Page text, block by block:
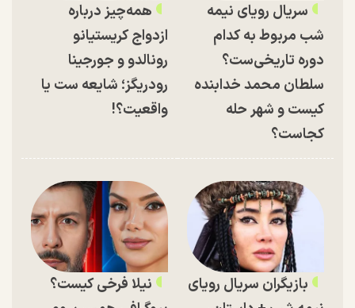
سریال رویای نیمه
شب مربوط به کدام
دوره تاریخی‌ست؟
سلطان محمد خدابنده
کیست و شهر حله
کجاست؟
همه‌چیز درباره
ازدواج کریستیانو
رونالدو و جورجینا
رودریگز؛ شایعه ست یا
واقعیت؟!
بازیگران سریال رویای
نیلا فرخی کیست؟